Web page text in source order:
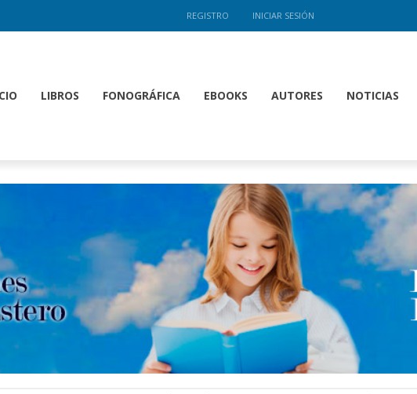
REGISTRO INICIAR SESIÓN
LIBROS FONOGRÁFICA EBOOKS AUTORES NOTICIAS